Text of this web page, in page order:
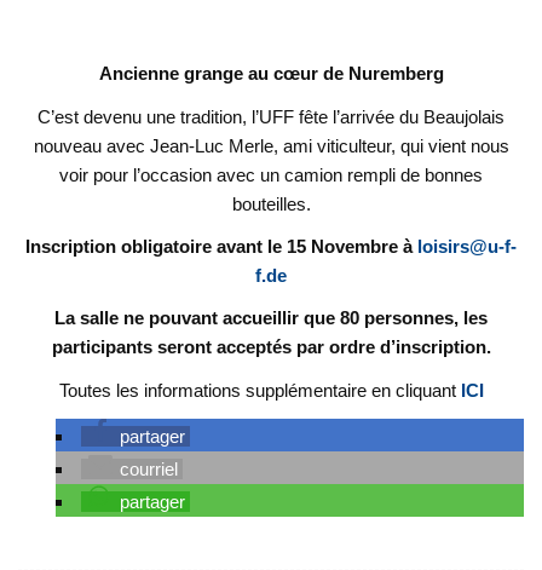
Ancienne grange au cœur de Nuremberg
C’est devenu une tradition, l’UFF fête l’arrivée du Beaujolais
nouveau avec Jean-Luc Merle, ami viticulteur, qui vient nous
voir pour l’occasion avec un camion rempli de bonnes
bouteilles.
Inscription obligatoire avant le 15 Novembre à loisirs@u-f-
f.de
La salle ne pouvant accueillir que 80 personnes, les
participants seront acceptés par ordre d’inscription.
Toutes les informations supplémentaire en cliquant ICI
partager
courriel
partager